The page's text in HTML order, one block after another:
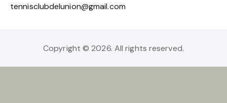
tennisclubdelunion@gmail.com
Copyright © 2026. All rights reserved.